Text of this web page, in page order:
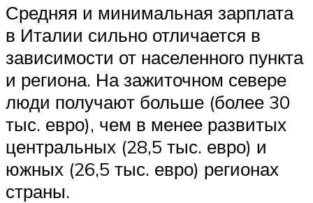
Средняя и минимальная зарплата
в Италии сильно отличается в
зависимости от населенного пункта
и региона. На зажиточном севере
люди получают больше (более 30
тыс. евро), чем в менее развитых
центральных (28,5 тыс. евро) и
южных (26,5 тыс. евро) регионах
страны.